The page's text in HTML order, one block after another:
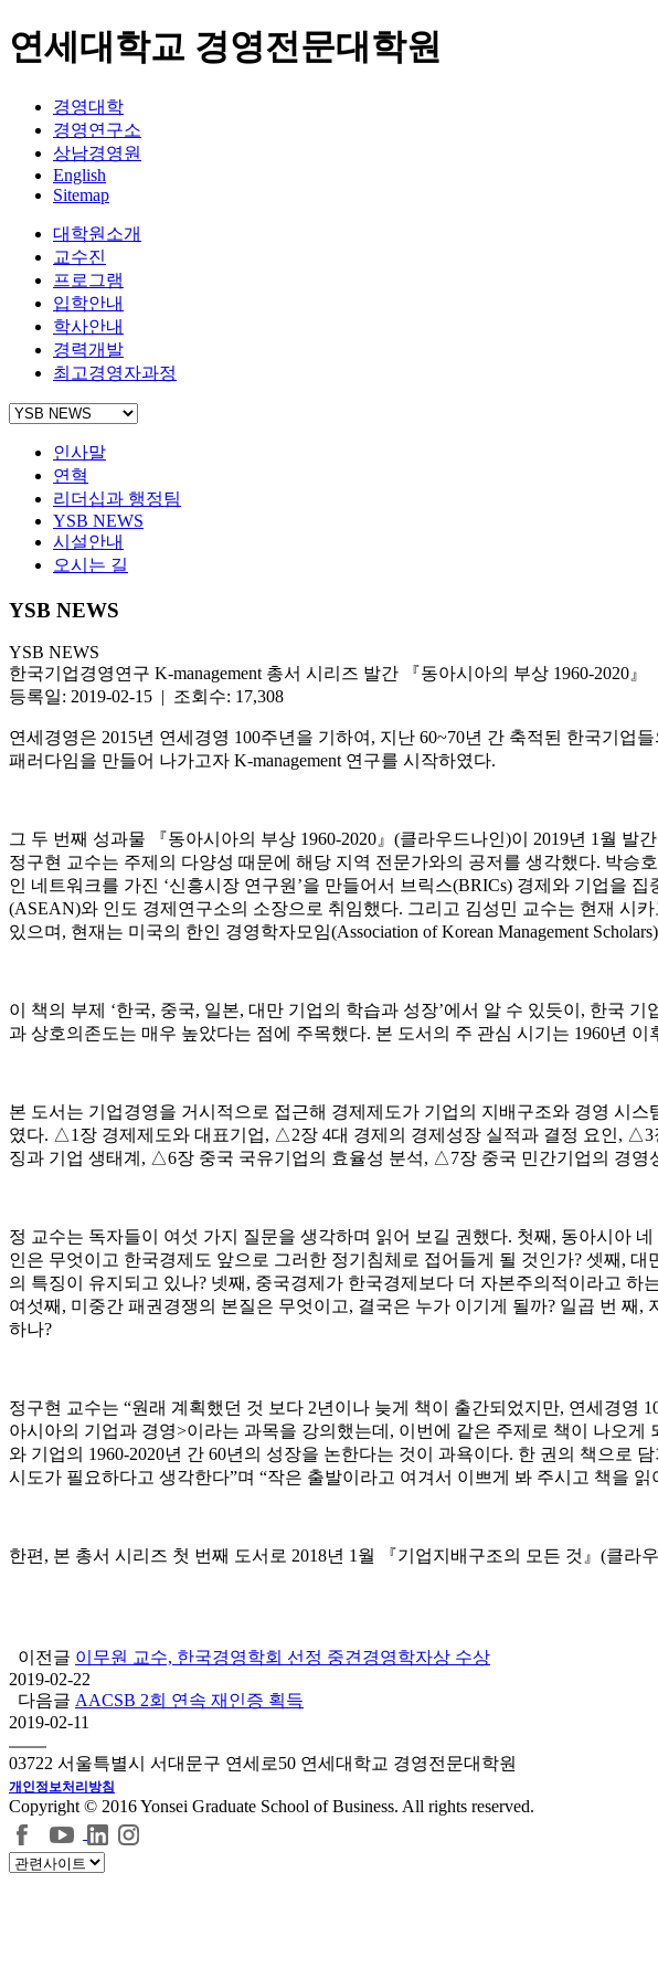
연세대학교 경영전문대학원
경영대학
경영연구소
상남경영원
English
Sitemap
대학원소개
교수진
프로그램
입학안내
학사안내
경력개발
최고경영자과정
인사말
연혁
리더십과 행정팀
YSB NEWS
시설안내
오시는 길
YSB NEWS
YSB NEWS
한국기업경영연구 K-management 총서 시리즈 발간 『동아시아의 부상 1960-2020』
등록일: 2019-02-15 | 조회수: 17,308
연세경영은 2015년 연세경영 100주년을 기하여, 지난 60~70년 간 축적된 한국기
패러다임을 만들어 나가고자 K-management 연구를 시작하였다.
그 두 번째 성과물 『동아시아의 부상 1960-2020』(클라우드나인)이 2019년 1월
정구현 교수는 주제의 다양성 때문에 해당 지역 전문가와의 공저를 생각했다. 박승
인 네트워크를 가진 ‘신흥시장 연구원’을 만들어서 브릭스(BRICs) 경제와 기업을
(ASEAN)와 인도 경제연구소의 소장으로 취임했다. 그리고 김성민 교수는 현재 시
있으며, 현재는 미국의 한인 경영학자모임(Association of Korean Management
이 책의 부제 ‘한국, 중국, 일본, 대만 기업의 학습과 성장’에서 알 수 있듯이, 한국
과 상호의존도는 매우 높았다는 점에 주목했다. 본 도서의 주 관심 시기는 1960년
본 도서는 기업경영을 거시적으로 접근해 경제제도가 기업의 지배구조와 경영 시
였다. △1장 경제제도와 대표기업, △2장 4대 경제의 경제성장 실적과 결정 요인,
징과 기업 생태계, △6장 중국 국유기업의 효율성 분석, △7장 중국 민간기업의 경영
정 교수는 독자들이 여섯 가지 질문을 생각하며 읽어 보길 권했다. 첫째, 동아시아
인은 무엇이고 한국경제도 앞으로 그러한 정기침체로 접어들게 될 것인가? 셋째,
의 특징이 유지되고 있나? 넷째, 중국경제가 한국경제보다 더 자본주의적이라고
여섯째, 미중간 패권경쟁의 본질은 무엇이고, 결국은 누가 이기게 될까? 일곱 번
하나?
정구현 교수는 “원래 계획했던 것 보다 2년이나 늦게 책이 출간되었지만, 연세경영
아시아의 기업과 경영>이라는 과목을 강의했는데, 이번에 같은 주제로 책이 나오
와 기업의 1960-2020년 간 60년의 성장을 논한다는 것이 과욕이다. 한 권의 책으로
시도가 필요하다고 생각한다”며 “작은 출발이라고 여겨서 이쁘게 봐 주시고 책을
한편, 본 총서 시리즈 첫 번째 도서로 2018년 1월 『기업지배구조의 모든 것』(클
이전글 이무원 교수, 한국경영학회 선정 중견경영학자상 수상
2019-02-22
다음글 AACSB 2회 연속 재인증 획득
2019-02-11
03722 서울특별시 서대문구 연세로50 연세대학교 경영전문대학원
개인정보처리방침
Copyright © 2016 Yonsei Graduate School of Business. All rights reserved.